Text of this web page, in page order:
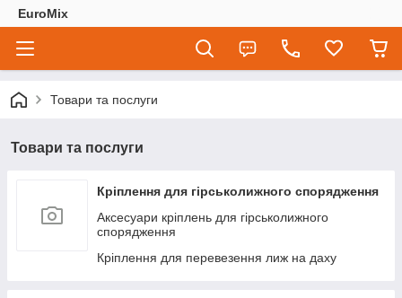
EuroMix
Товари та послуги
Товари та послуги
Кріплення для гірськолижного спорядження
Аксесуари кріплень для гірськолижного
спорядження
Кріплення для перевезення лиж на даху